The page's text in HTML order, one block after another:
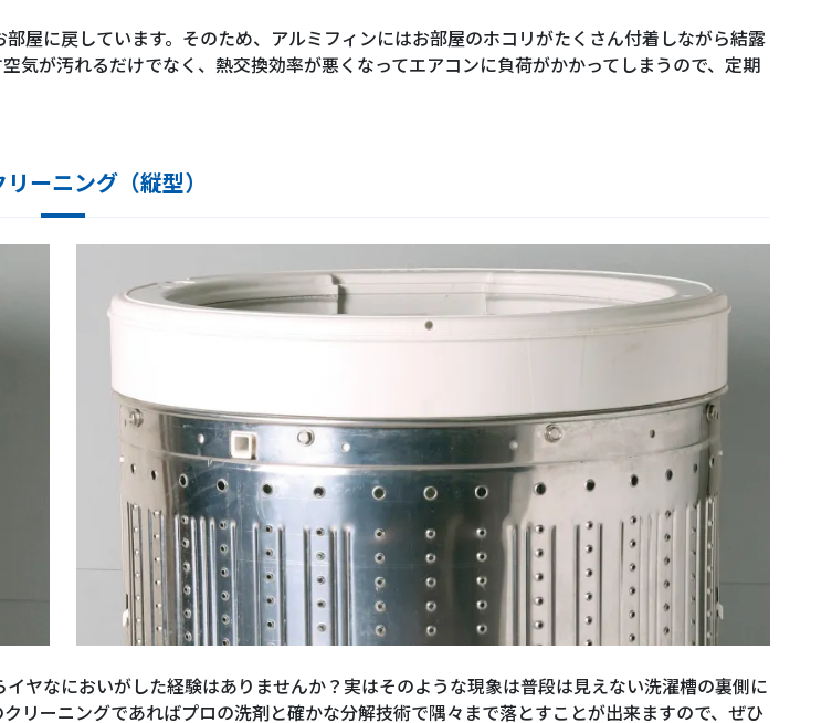
屋に戻しています。そのため、アルミフィンにはお部屋のホコリがたくさん付着しながら結露
気が汚れるだけでなく、熱交換効率が悪くなってエアコンに負荷がかかってしまうので、定期
ーニング（縦型）
ヤなにおいがした経験はありませんか？実はそのような現象は普段は見えない洗濯槽の裏側に
リーニングであればプロの洗剤と確かな分解技術で隅々まで落とすことが出来ますので、ぜひ